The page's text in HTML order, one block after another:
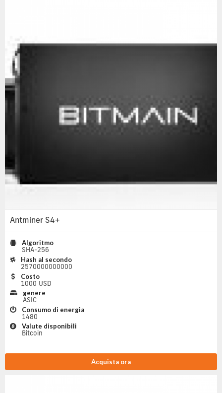
Antminer S4+
Algoritmo
SHA-256
Hash al secondo
2570000000000
Costo
1000 USD
genere
ASIC
Consumo di energia
1480
Valute disponibili
Bitcoin
Acquista ora